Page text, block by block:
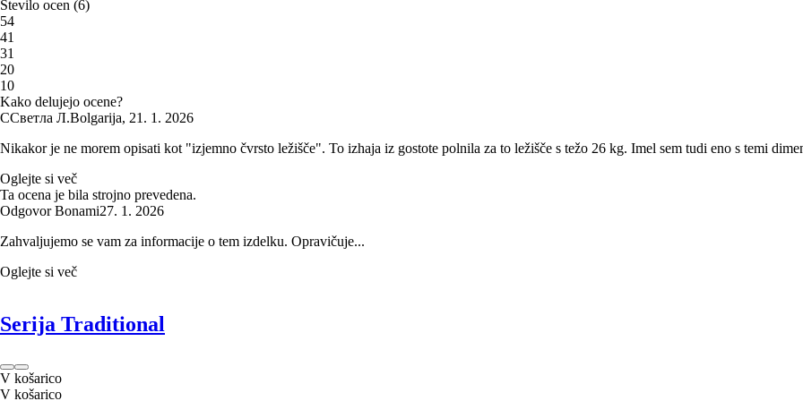
Število ocen (6)
54
41
31
20
10
Kako delujejo ocene?
ССветла Л.Bolgarija, 21. 1. 2026
Nikakor je ne morem opisati kot "izjemno čvrsto ležišče". To izhaja iz gostote polnila za to ležišče s težo 26 kg. Imel sem tudi eno s temi
Oglejte si več
Ta ocena je bila strojno prevedena.
Odgovor Bonami27. 1. 2026
Zahvaljujemo se vam za informacije o tem izdelku. Opravičuje...
Oglejte si več
Serija Traditional
V košarico
V košarico